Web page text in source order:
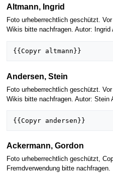
Altmann, Ingrid
Foto urheberrechtlich geschützt.
Wikis bitte nachfragen. Autor: Ingrid
Andersen, Stein
Foto urheberrechtlich geschützt.
Wikis bitte nachfragen. Autor: Stein
Ackermann, Gordon
Foto urheberrechtlich geschützt,
Fremdverwendung bitte nachfragen.